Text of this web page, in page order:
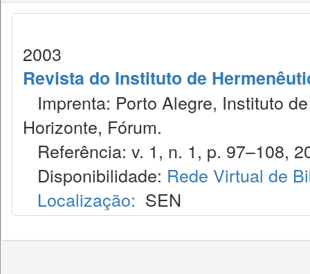
2003
Revista do Instituto de
Imprenta: Porto Alegre, Instituto
Horizonte, Fórum.
Referência: v. 1, n. 1, p. 97–108,
Disponibilidade: Rede Virtual de
Localização: SEN